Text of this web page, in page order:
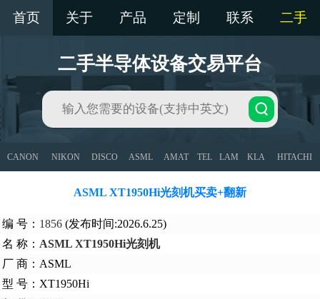
首页 关于 产品 定制 联系 二手
二手半导体设备交易平台
CANON NIKON DISCO ASML AMAT TEL LAM KLA HITACHI
ASML XT1950Hi光刻机买卖+翻新
编 号： 1856 (发布时间:2026.6.25)
名 称： ASML XT1950Hi光刻机
厂 商：ASML
型 号：XT1950Hi